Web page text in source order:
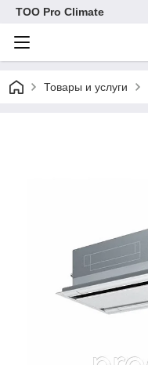
ТОО Pro Climate
Товары и услуги